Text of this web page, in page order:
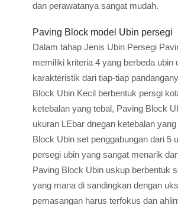
dan perawatanya sangat mudah.
Paving Block model Ubin persegi
Dalam tahap Jenis Ubin Persegi
memiliki kriteria 4 yang berbeda ubin
karakteristik dari tiap-tiap
Block Ubin Kecil berbentuk persgi
ketebalan yang tebal, Paving Block
ukuran LEbar dnegan ketebalan
Block Ubin set penggabungan dari 5
persegi ubin yang sangat menarik
Paving Block Ubin uskup berbentuk
yang mana di sandingkan dengan
pemasangan harus terfokus dan